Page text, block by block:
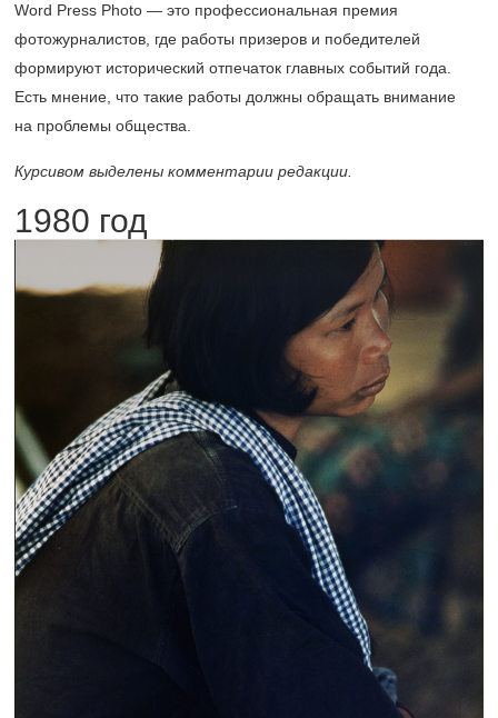
Word Press Photo — это профессиональная премия
фотожурналистов, где работы призеров и победителей
формируют исторический отпечаток главных событий года.
Есть мнение, что такие работы должны обращать внимание
на проблемы общества.
Курсивом выделены комментарии редакции.
1980 год